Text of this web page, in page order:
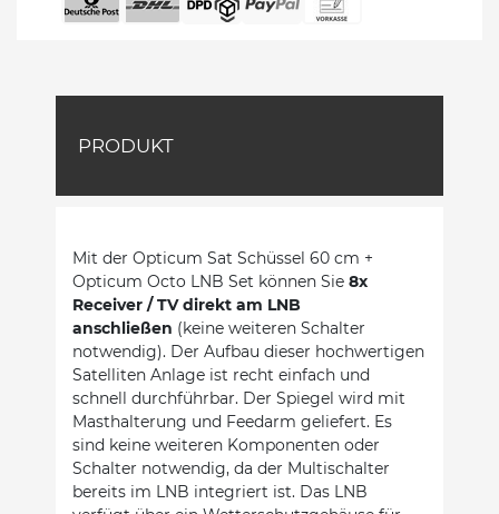
PRODUKT
Mit der Opticum Sat Schüssel 60 cm +
Opticum Octo LNB Set können Sie 8x
Receiver / TV direkt am LNB
anschließen (keine weiteren Schalter
notwendig). Der Aufbau dieser hochwertigen
Satelliten Anlage ist recht einfach und
schnell durchführbar. Der Spiegel wird mit
Masthalterung und Feedarm geliefert. Es
sind keine weiteren Komponenten oder
Schalter notwendig, da der Multischalter
bereits im LNB integriert ist. Das LNB